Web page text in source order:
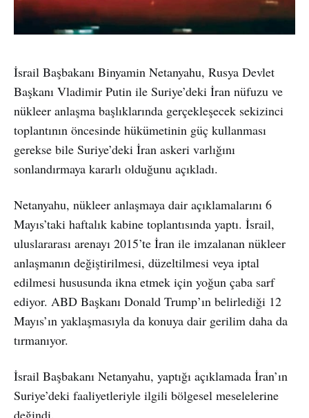
İsrail Başbakanı Binyamin Netanyahu, Rusya Devlet
Başkanı Vladimir Putin ile Suriye’deki İran nüfuzu ve
nükleer anlaşma başlıklarında gerçekleşecek sekizinci
toplantının öncesinde hükümetinin güç kullanması
gerekse bile Suriye’deki İran askeri varlığını
sonlandırmaya kararlı olduğunu açıkladı.
Netanyahu, nükleer anlaşmaya dair açıklamalarını 6
Mayıs’taki haftalık kabine toplantısında yaptı. İsrail,
uluslararası arenayı 2015’te İran ile imzalanan nükleer
anlaşmanın değiştirilmesi, düzeltilmesi veya iptal
edilmesi hususunda ikna etmek için yoğun çaba sarf
ediyor. ABD Başkanı Donald Trump’ın belirlediği 12
Mayıs’ın yaklaşmasıyla da konuya dair gerilim daha da
tırmanıyor.
İsrail Başbakanı Netanyahu, yaptığı açıklamada İran’ın
Suriye’deki faaliyetleriyle ilgili bölgesel meselelerine
değindi.